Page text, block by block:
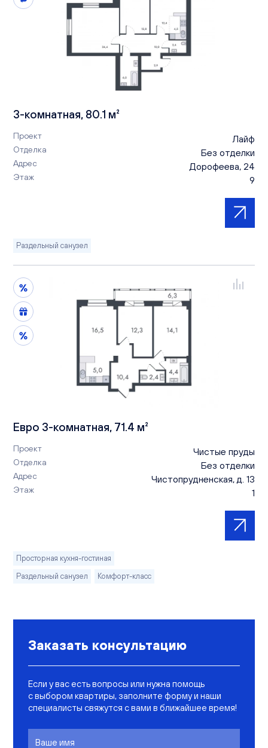
3-комнатная, 80.1 м²
Проект Лайф
Отделка Без отделки
Адрес Дорофеева, 24
Этаж 9
Раздельный санузел
Евро 3-комнатная, 71.4 м²
Проект Чистые пруды
Отделка Без отделки
Адрес Чистопрудненская, д. 13
Этаж 1
Просторная кухня-гостиная
Раздельный санузел
Комфорт-класс
Заказать консультацию
Если у вас есть вопросы или нужна помощь
с выбором квартиры, заполните форму и наши
специалисты свяжутся с вами в ближайшее время!